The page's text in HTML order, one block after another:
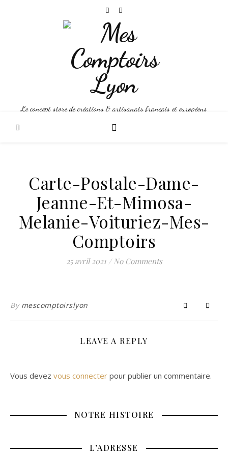
Le concept store de créations & artisanats français et européens
Carte-Postale-Dame-
Jeanne-Et-Mimosa-
Melanie-Voituriez-Mes-
Comptoirs
25 avril 2021 / No Comments
By mescomptoirslyon
LEAVE A REPLY
Vous devez vous connecter pour publier un commentaire.
NOTRE HISTOIRE
L’ADRESSE